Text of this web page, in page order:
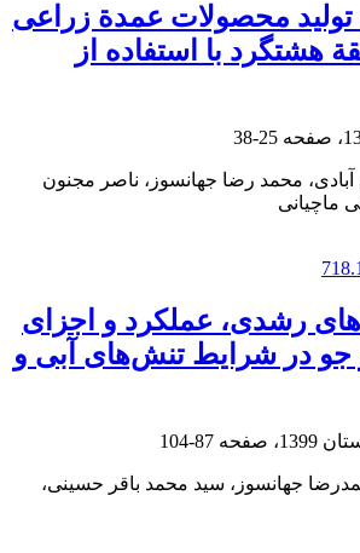
تولید محصولات عمدة زراعی
هشتگرد با استفاده از
25-38
محمد رضا جهانسوز، ناصر مجنون
ماچیانی
رشدی، عملکرد و اجزای
جو در شرایط تنش‌‌های آبی و
87-104
جهانسوز، سید محمد باقر حسینی،